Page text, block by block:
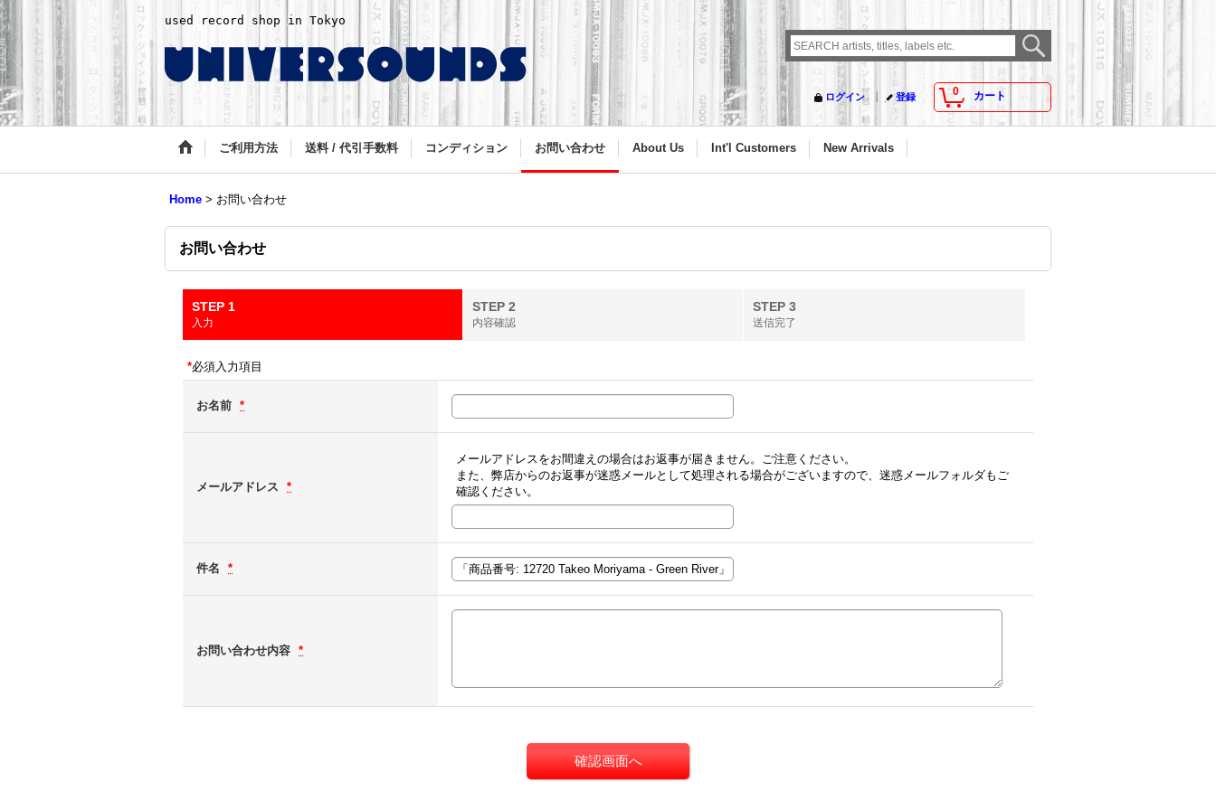
used record shop in Tokyo
0 カート
ログイン 登録
ご利用方法 送料 / 代引手数料 コンディション お問い合わせ About Us Int'l Customers New Arrivals
Home > お問い合わせ
お問い合わせ
STEP 1
入力
STEP 2
内容確認
STEP 3
送信完了
*必須入力項目
お名前 *
メールアドレス *
メールアドレスをお間違えの場合はお返事が届きません。ご注意ください。
また、弊店からのお返事が迷惑メールとして処理される場合がございますので、迷惑メールフォルダもご
確認ください。
件名 *
お問い合わせ内容 *